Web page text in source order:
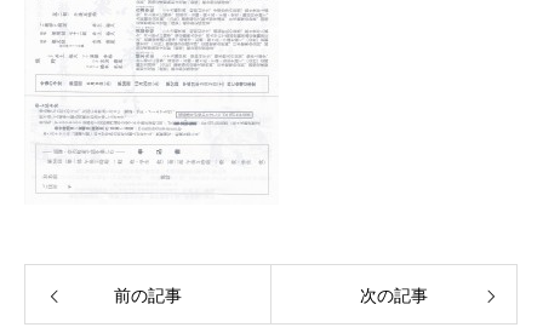
前の記事 次の記事